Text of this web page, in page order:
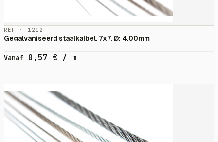
RÉF · 1212
Gegalvaniseerd staalkalbel, 7x7, Ø: 4,00mm
Vanaf 0,57 € / m